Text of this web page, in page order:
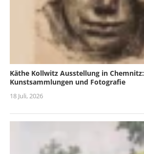
Käthe Kollwitz Ausstellung in Chemnitz:
Kunstsammlungen und Fotografie
18 Juli, 2026